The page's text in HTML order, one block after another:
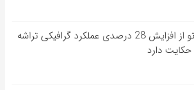
بنچمارک آنتوتو از افزایش 28 درصدی عملکرد گرافیکی تراشه